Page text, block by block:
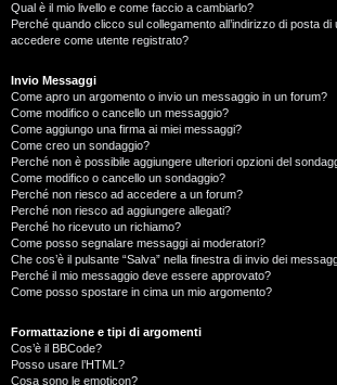
Qual è il mio livello e come faccio a cambiarlo?
Perché quando clicco sul collegamento all’indirizzo di posta di
accedere come utente registrato?
Invio Messaggi
Come apro un argomento o invio un messaggio in un forum?
Come modifico o cancello un messaggio?
Come aggiungo una firma ai miei messaggi?
Come creo un sondaggio?
Perché non è possibile aggiungere ulteriori opzioni del
Come modifico o cancello un sondaggio?
Perché non riesco ad accedere a un forum?
Perché non riesco ad aggiungere allegati?
Perché ho ricevuto un richiamo?
Come posso segnalare messaggi ai moderatori?
Che cos’è il pulsante “Salva” nella finestra di invio dei
Perché il mio messaggio deve essere approvato?
Come posso spostare in cima un mio argomento?
Formattazione e tipi di argomenti
Cos’è il BBCode?
Posso usare l’HTML?
Cosa sono le emoticon?